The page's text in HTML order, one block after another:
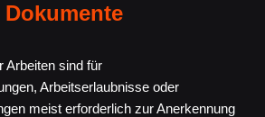
Arbeiten sind für
Arbeitserlaubnisse oder
meist erforderlich zur Anerkennung